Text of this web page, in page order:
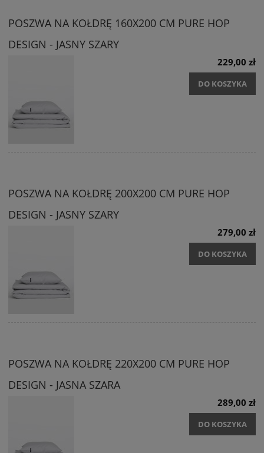
POSZWA NA KOŁDRĘ 160X200 CM PURE HOP
DESIGN - JASNY SZARY
229,00 zł
DO KOSZYKA
POSZWA NA KOŁDRĘ 200X200 CM PURE HOP
DESIGN - JASNY SZARY
279,00 zł
DO KOSZYKA
POSZWA NA KOŁDRĘ 220X200 CM PURE HOP
DESIGN - JASNA SZARA
289,00 zł
DO KOSZYKA